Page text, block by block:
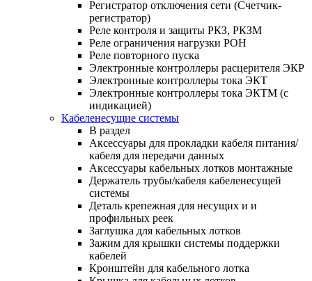
Регистратор отключения сети (Счетчик-
регистратор)
Реле контроля и защиты РКЗ, РКЗМ
Реле ограничения нагрузки РОН
Реле повторного пуска
Электронные контроллеры расцерителя ЭКР
Электронные контроллеры тока ЭКТ
Электронные контроллеры тока ЭКТМ (с
индикацией)
Кабеленесущие системы
В раздел
Аксессуары для прокладки кабеля питания/
кабеля для передачи данных
Аксессуары кабельных лотков монтажные
Держатель трубы/кабеля кабеленесущей
системы
Деталь крепежная для несущих и и
профильных реек
Заглушка для кабельных лотков
Зажим для крышки системы поддержки
кабелей
Кронштейн для кабельного лотка